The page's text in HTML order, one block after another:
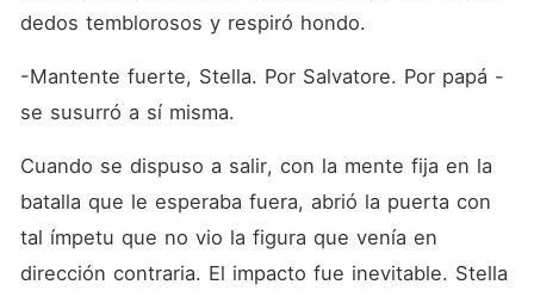
dedos temblorosos y respiró hondo.
-Mantente fuerte, Stella. Por Salvatore. Por papá -
se susurró a sí misma.
Cuando se dispuso a salir, con la mente fija en la
batalla que le esperaba fuera, abrió la puerta con
tal ímpetu que no vio la figura que venía en
dirección contraria. El impacto fue inevitable. Stella